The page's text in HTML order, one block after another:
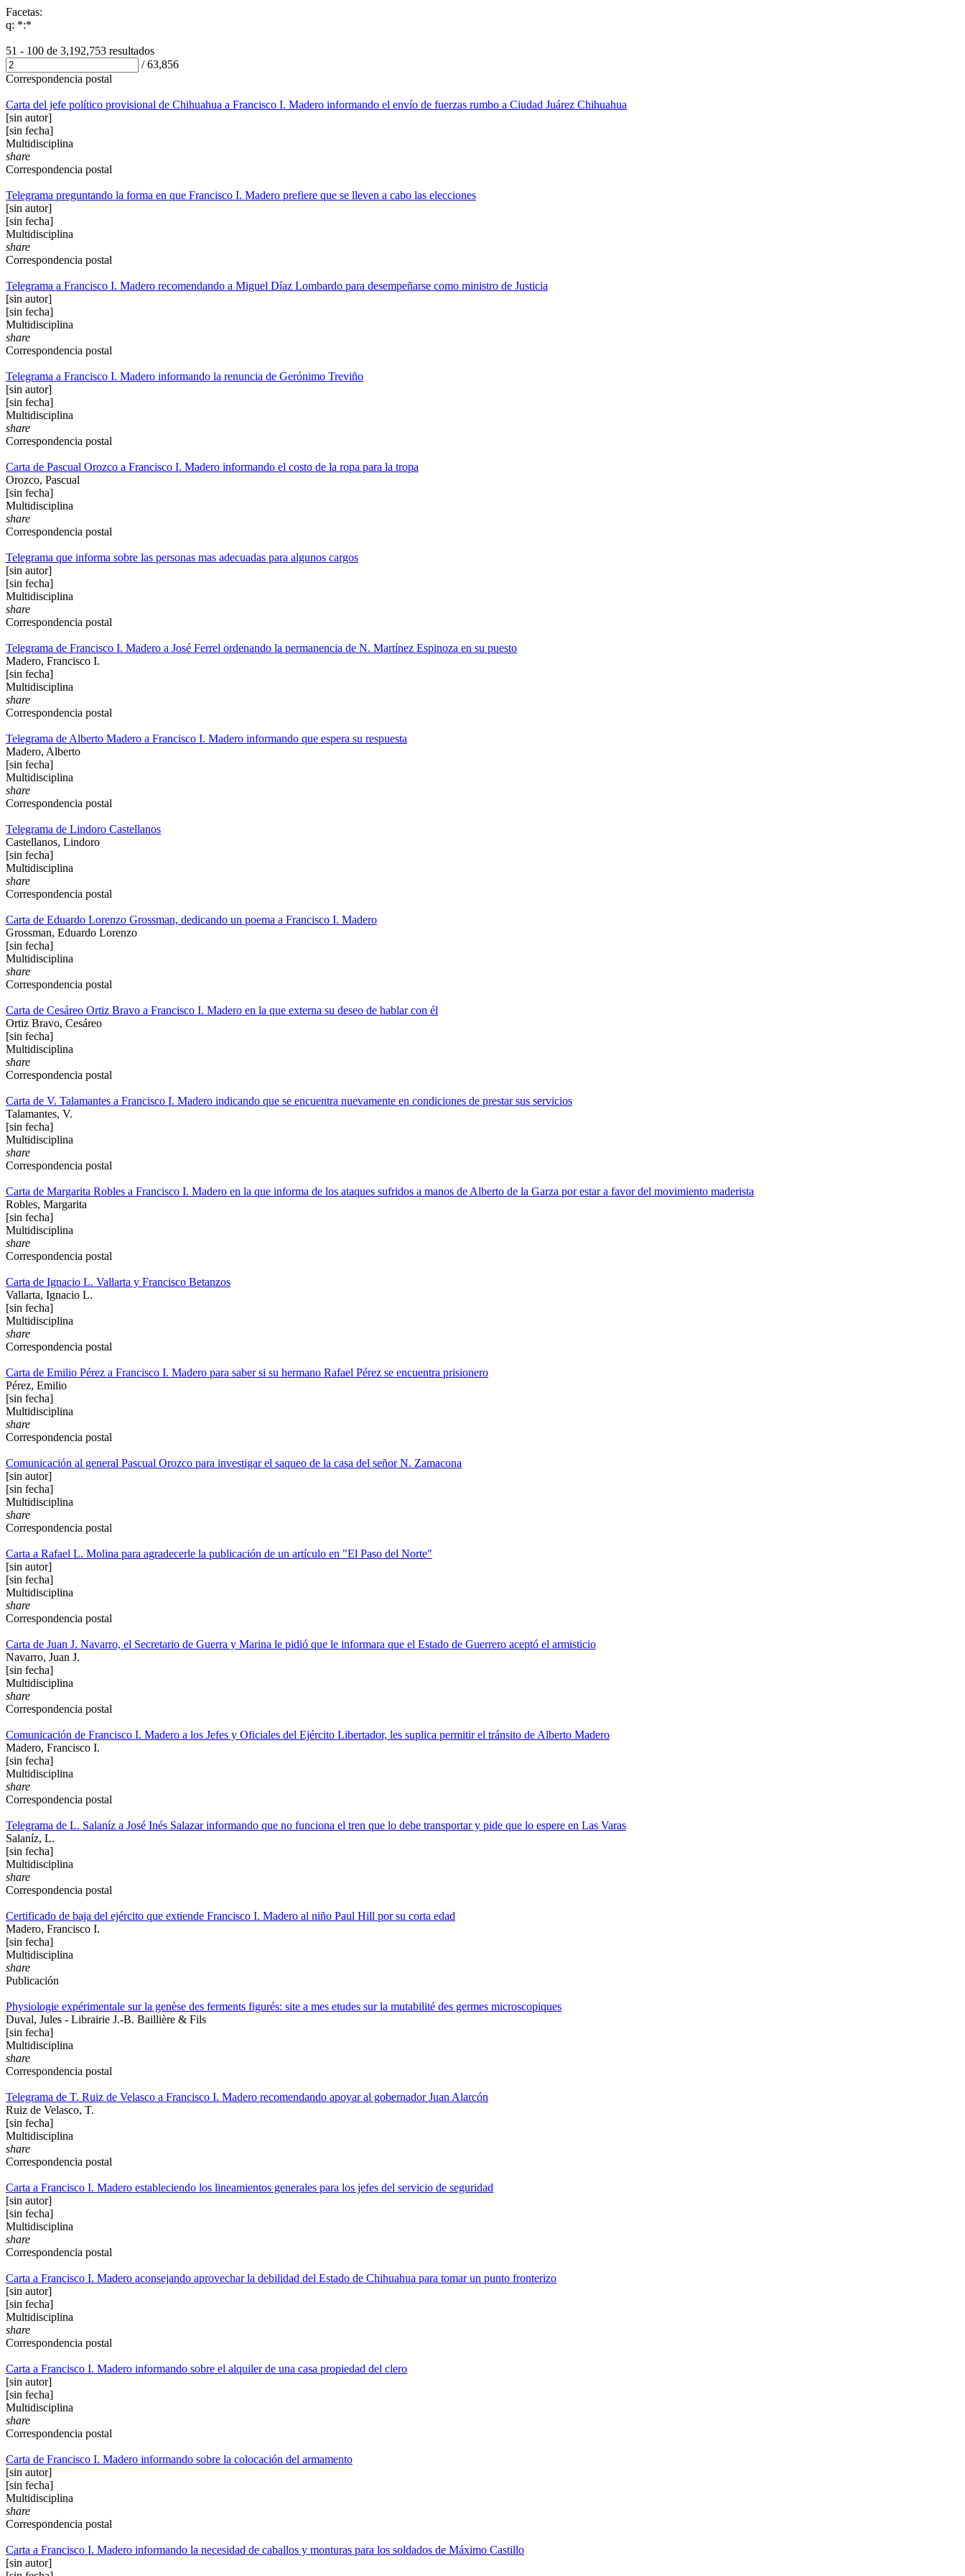
Facetas:
q: *:*
51 - 100 de 3,192,753 resultados
/63,856
Correspondencia postal
Carta del jefe político provisional de Chihuahua a Francisco I. Madero informando el envío de fuerzas rumbo a Ciudad Juárez Chihuahua
[sin autor]
[sin fecha]
Multidisciplina
share
Correspondencia postal
Telegrama preguntando la forma en que Francisco I. Madero prefiere que se lleven a cabo las elecciones
[sin autor]
[sin fecha]
Multidisciplina
share
Correspondencia postal
Telegrama a Francisco I. Madero recomendando a Miguel Díaz Lombardo para desempeñarse como ministro de Justicia
[sin autor]
[sin fecha]
Multidisciplina
share
Correspondencia postal
Telegrama a Francisco I. Madero informando la renuncia de Gerónimo Treviño
[sin autor]
[sin fecha]
Multidisciplina
share
Correspondencia postal
Carta de Pascual Orozco a Francisco I. Madero informando el costo de la ropa para la tropa
Orozco, Pascual
[sin fecha]
Multidisciplina
share
Correspondencia postal
Telegrama que informa sobre las personas mas adecuadas para algunos cargos
[sin autor]
[sin fecha]
Multidisciplina
share
Correspondencia postal
Telegrama de Francisco I. Madero a José Ferrel ordenando la permanencia de N. Martínez Espinoza en su puesto
Madero, Francisco I.
[sin fecha]
Multidisciplina
share
Correspondencia postal
Telegrama de Alberto Madero a Francisco I. Madero informando que espera su respuesta
Madero, Alberto
[sin fecha]
Multidisciplina
share
Correspondencia postal
Telegrama de Lindoro Castellanos
Castellanos, Lindoro
[sin fecha]
Multidisciplina
share
Correspondencia postal
Carta de Eduardo Lorenzo Grossman, dedicando un poema a Francisco I. Madero
Grossman, Eduardo Lorenzo
[sin fecha]
Multidisciplina
share
Correspondencia postal
Carta de Cesáreo Ortiz Bravo a Francisco I. Madero en la que externa su deseo de hablar con él
Ortiz Bravo, Cesáreo
[sin fecha]
Multidisciplina
share
Correspondencia postal
Carta de V. Talamantes a Francisco I. Madero indicando que se encuentra nuevamente en condiciones de prestar sus servicios
Talamantes, V.
[sin fecha]
Multidisciplina
share
Correspondencia postal
Carta de Margarita Robles a Francisco I. Madero en la que informa de los ataques sufridos a manos de Alberto de la Garza por estar a favor del movimiento maderista
Robles, Margarita
[sin fecha]
Multidisciplina
share
Correspondencia postal
Carta de Ignacio L. Vallarta y Francisco Betanzos
Vallarta, Ignacio L.
[sin fecha]
Multidisciplina
share
Correspondencia postal
Carta de Emilio Pérez a Francisco I. Madero para saber si su hermano Rafael Pérez se encuentra prisionero
Pérez, Emilio
[sin fecha]
Multidisciplina
share
Correspondencia postal
Comunicación al general Pascual Orozco para investigar el saqueo de la casa del señor N. Zamacona
[sin autor]
[sin fecha]
Multidisciplina
share
Correspondencia postal
Carta a Rafael L. Molina para agradecerle la publicación de un artículo en "El Paso del Norte"
[sin autor]
[sin fecha]
Multidisciplina
share
Correspondencia postal
Carta de Juan J. Navarro, el Secretario de Guerra y Marina le pidió que le informara que el Estado de Guerrero aceptó el armisticio
Navarro, Juan J.
[sin fecha]
Multidisciplina
share
Correspondencia postal
Comunicación de Francisco I. Madero a los Jefes y Oficiales del Ejército Libertador, les suplica permitir el tránsito de Alberto Madero
Madero, Francisco I.
[sin fecha]
Multidisciplina
share
Correspondencia postal
Telegrama de L. Salaníz a José Inés Salazar informando que no funciona el tren que lo debe transportar y pide que lo espere en Las Varas
Salaníz, L.
[sin fecha]
Multidisciplina
share
Correspondencia postal
Certificado de baja del ejército que extiende Francisco I. Madero al niño Paul Hill por su corta edad
Madero, Francisco I.
[sin fecha]
Multidisciplina
share
Publicación
Physiologie expérimentale sur la genèse des ferments figurés: site a mes etudes sur la mutabilité des germes microscopiques
Duval, Jules - Librairie J.-B. Baillière & Fils
[sin fecha]
Multidisciplina
share
Correspondencia postal
Telegrama de T. Ruiz de Velasco a Francisco I. Madero recomendando apoyar al gobernador Juan Alarcón
Ruiz de Velasco, T.
[sin fecha]
Multidisciplina
share
Correspondencia postal
Carta a Francisco I. Madero estableciendo los lineamientos generales para los jefes del servicio de seguridad
[sin autor]
[sin fecha]
Multidisciplina
share
Correspondencia postal
Carta a Francisco I. Madero aconsejando aprovechar la debilidad del Estado de Chihuahua para tomar un punto fronterizo
[sin autor]
[sin fecha]
Multidisciplina
share
Correspondencia postal
Carta a Francisco I. Madero informando sobre el alquiler de una casa propiedad del clero
[sin autor]
[sin fecha]
Multidisciplina
share
Correspondencia postal
Carta de Francisco I. Madero informando sobre la colocación del armamento
[sin autor]
[sin fecha]
Multidisciplina
share
Correspondencia postal
Carta a Francisco I. Madero informando la necesidad de caballos y monturas para los soldados de Máximo Castillo
[sin autor]